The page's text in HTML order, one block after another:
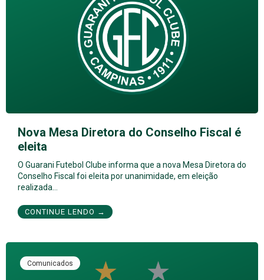
Nova Mesa Diretora do Conselho Fiscal é
eleita
O Guarani Futebol Clube informa que a nova Mesa Diretora do
Conselho Fiscal foi eleita por unanimidade, em eleição
realizada…
CONTINUE LENDO →
Comunicados